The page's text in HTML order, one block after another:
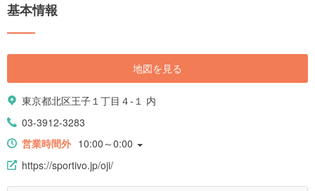
基本情報
地図を見る
東京都北区王子１丁目４-１ 内
03-3912-3283
営業時間外 10:00～0:00
https://sportivo.jp/oji/